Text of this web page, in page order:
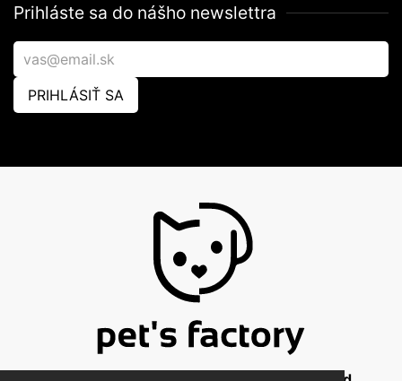
Prihláste sa do nášho newslettra
PRIHLÁSIŤ SA